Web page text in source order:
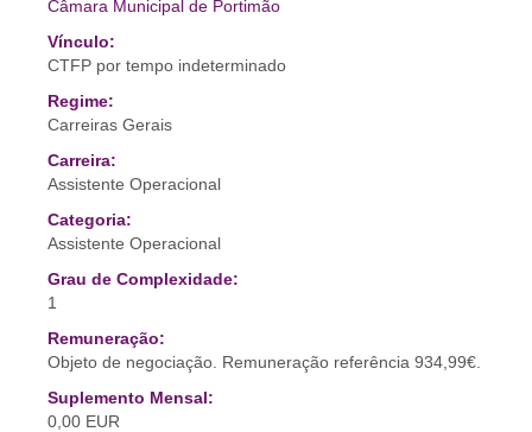
Câmara Municipal de Portimão
Vínculo:
CTFP por tempo indeterminado
Regime:
Carreiras Gerais
Carreira:
Assistente Operacional
Categoria:
Assistente Operacional
Grau de Complexidade:
1
Remuneração:
Objeto de negociação. Remuneração referência 934,99€.
Suplemento Mensal:
0,00 EUR